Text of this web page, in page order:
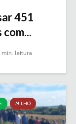
451
min. leitura
MILHO